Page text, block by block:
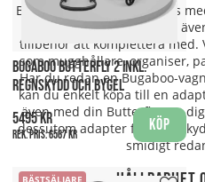
Bugaboo Butterfly levereras
standard, men det finns
tillbehör att komplettera med.
som mugghållare, organiser,
Har du redan en Bugaboo-
kan du enkelt köpa till en
även med din Butterfly. För
dessutom adapter för
smidigt
BUGABOO BUTTERFLY 2 INKL.
REGNSKYDD OCH BYGEL
5495 kr
Rek. pris:6567 kr
Köp